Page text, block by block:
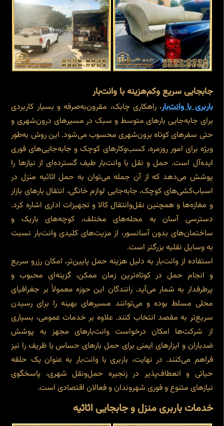
جابجایی سریع وکم‌هزینه با وانت‌بار
باربری با وانت‌بار، راهکاری چابک، مقرون‌به‌صرفه و بسیار کاربردی
برای جابه‌جایی بارهای متوسط و سبک در مسیرهای درون‌شهری و
حتی سفرهای کوتاه برون‌شهری محسوب می‌شود. این روش به‌طور
ویژه برای امور روزمره، کسب‌وکارهای کوچک و جابه‌جایی‌های فوری
ایده‌آل است. حمل و نقل با وانت‌بار طیف گسترده‌ای از نیازها را
پوشش می‌دهد که از آن جمله می‌توان به حمل اثاثیه منزل در
اسباب‌کشی‌های کوچک، جابه‌جایی لوازم خانگی، انتقال بارهای بازار
و مغازه‌ها و همچنین نقل‌وانتقال کالا و تجهیزات اداری اشاره کرد.
دسترسی آسان به محله‌های مختلف، کوچه‌های باریک و
ساختمان‌های بدون آسانسور، از مزیت‌های کلیدی وانت‌بار نسبت
به وسایل نقلیه بزرگتر است.
استفاده از وانت‌بار به دلیل هزینه حمل پایین‌تر، امکان رزرو سریع
و انجام حمل در کوتاه‌ترین زمان ممکن، گزینه‌ای محبوب و
پرطرفدار به شمار می‌آید. رانندگان این حوزه معمولاً بر جغرافیای
محلی مسلط بوده و می‌توانند مسیرهای بهینه را برای رسیدن
سریع‌تر به مقصد انتخاب کنند. علاوه بر خدمات عمومی، بسیاری
از شرکت‌ها امکان درخواست وانت‌بارهای مجهز به پوشش
ضدباران و ابزارهای ایمنی برای حمل بارهای حساس یا ظریف را نیز
فراهم می‌کنند. در نهایت، باربری با وانت‌بار به عنوان یک حلقه
حیاتی و انعطاف‌پذیر در زنجیره حمل‌ونقل شهری، پاسخگوی
نیازهای متنوع و فوری شهروندان و فعالان اقتصادی است.
خدمات باربری منزل و جابجایی اثاثیه